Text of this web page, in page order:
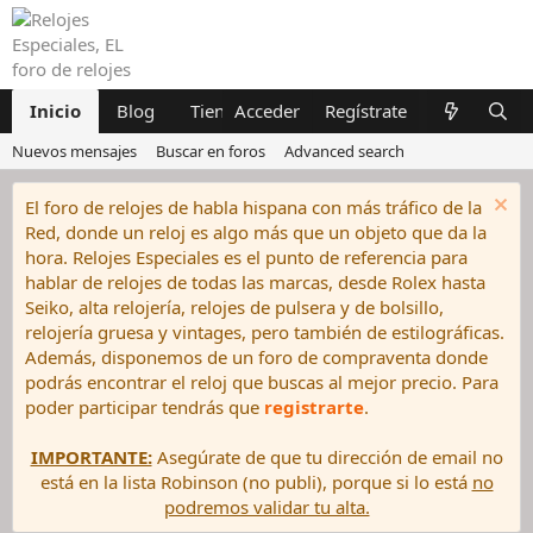
Inicio Blog Tiendas Compraventa Grafos
Acceder Regístrate
Nuevos mensajes Buscar en foros Advanced search
El foro de relojes de habla hispana con más tráfico de la
Red, donde un reloj es algo más que un objeto que da la
hora. Relojes Especiales es el punto de referencia para
hablar de relojes de todas las marcas, desde Rolex hasta
Seiko, alta relojería, relojes de pulsera y de bolsillo,
relojería gruesa y vintages, pero también de estilográficas.
Además, disponemos de un foro de compraventa donde
podrás encontrar el reloj que buscas al mejor precio. Para
poder participar tendrás que registrarte.
IMPORTANTE:Asegúrate de que tu dirección de email no
está en la lista Robinson (no publi), porque si lo está no
podremos validar tu alta.